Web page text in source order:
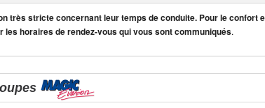
très stricte concernant leur temps de conduite. Pour le confort
horaires de rendez-vous qui vous sont communiqués.